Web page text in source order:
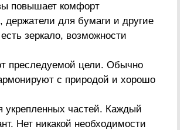
повышает комфорт
держатели для бумаги и другие
зеркало, возможности
преследуемой цели. Обычно
с природой и хорошо
укрепленных частей. Каждый
Нет никакой необходимости